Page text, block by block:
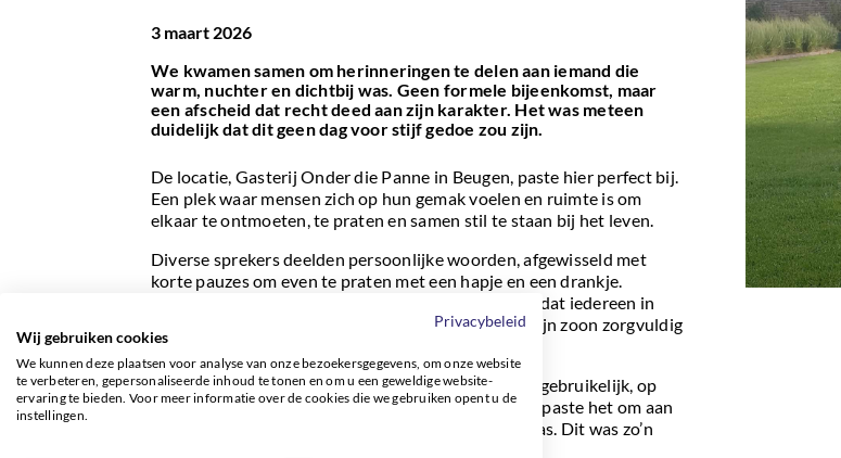
3 maart 2026
We kwamen samen om herinneringen te delen aan iemand die
warm, nuchter en dichtbij was. Geen formele bijeenkomst, maar
een afscheid dat recht deed aan zijn karakter. Het was meteen
duidelijk dat dit geen dag voor stijf gedoe zou zijn.
De locatie, Gasterij Onder die Panne in Beugen, paste hier perfect bij.
Een plek waar mensen zich op hun gemak voelen en ruimte is om
elkaar te ontmoeten, te praten en samen stil te staan bij het leven.
Diverse sprekers deelden persoonlijke woorden, afgewisseld met
korte pauzes om even te praten met een hapje en een drankje.
Ondertussen draaiden foto’s op de achtergrond, zodat iedereen in
eigen tempo herinneringen kon ophalen. De door zijn zoon zorgvuldig
uitgekozen muziek maakte het geheel compleet.
Ook mijn kleding was vandaag minder formeel dan gebruikelijk, op
verzoek. Soms komt zo’n verzoek en bij dit afscheid paste het om aan
te sluiten bij de manier waarop iemand werkelijk was. Dit was zo’n
Privacybeleid
Wij gebruiken cookies
We kunnen deze plaatsen voor analyse van onze bezoekersgegevens, om onze website
te verbeteren, gepersonaliseerde inhoud te tonen en om u een geweldige website-
ervaring te bieden. Voor meer informatie over de cookies die we gebruiken opent u de
instellingen.